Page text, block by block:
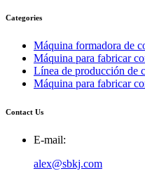
Categories
Máquina formadora de
Máquina para fabricar
Línea de producción de
Máquina para fabricar
Contact Us
E-mail:
alex@sbkj.com